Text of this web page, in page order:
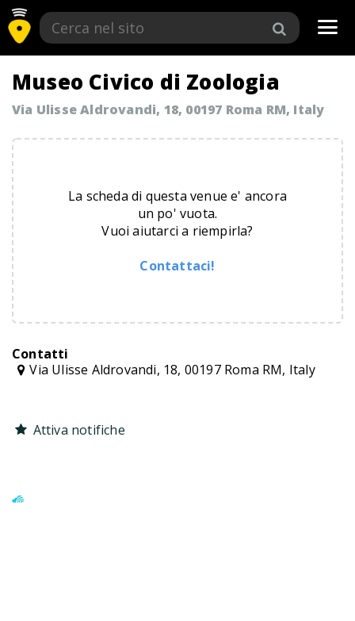
Museo Civico di Zoologia
Via Ulisse Aldrovandi, 18, 00197 Roma RM, Italy
La scheda di questa venue e' ancora
un po' vuota.
Vuoi aiutarci a riempirla?
Contattaci!
Contatti
Via Ulisse Aldrovandi, 18, 00197 Roma RM, Italy
Attiva notifiche